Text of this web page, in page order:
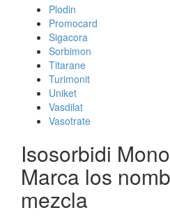
Plodin
Promocard
Sigacora
Sorbimon
Titarane
Turimonit
Uniket
Vasdilat
Vasotrate
Isosorbidi
Marca los
mezcla